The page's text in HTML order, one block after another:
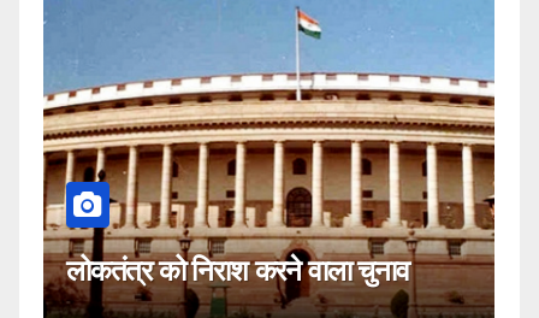
निराश करने वाला चुनाव
कहीं यह सीजेआई
नहीं!